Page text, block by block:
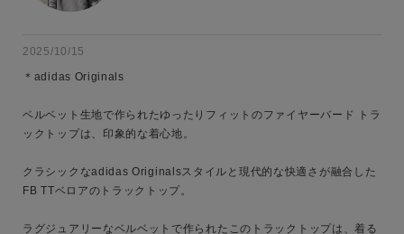
キーワード
2025/10/15
＊adidas Originals
ベルベット生地で作られたゆったりフィットのファイヤーバード トラ
ックトップは、印象的な着心地。
クラシックなadidas Originalsスタイルと現代的な快適さが融合した
FB TTベロアのトラックトップ。
ラグジュアリーなベルベットで作られたこのトラックトップは、着る